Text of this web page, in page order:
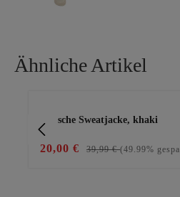
Ähnliche Artikel
stylische Sweatjacke, khaki
20,00 € 39,99 €(49.99%